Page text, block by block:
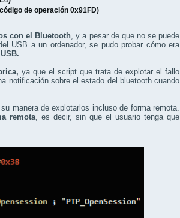
de operación 0x91FD)
con el Bluetooth, y a pesar de que no se puede
USB a un ordenador, se pudo probar cómo era
ya que el script que trata de explotar el fallo
notificación sobre el estado del bluetooth cuando
manera de explotarlos incluso de forma remota.
remota, es decir, sin que el usuario tenga que